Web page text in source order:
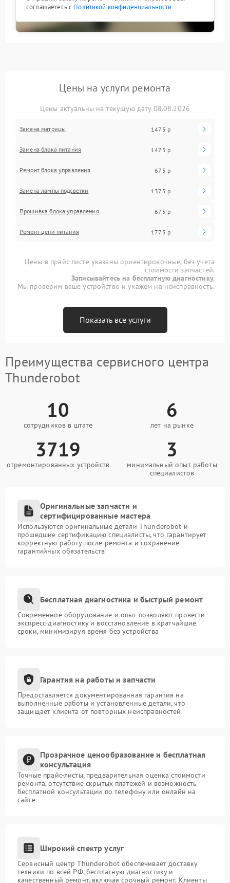
соглашаетесь с Политикой конфиденциальности
Цены на услуги ремонта
Цены актуальны на текущую дату 08.08.2026
Замена матрицы 1475 р
Замена блока питания 1475 р
Ремонт блока управления 675 р
Замена лампы подсветки 1375 р
Прошивка блока управления 675 р
Ремонт цепи питания 1775 р
Цены в прайс-листе указаны ориентировочные, без учета
стоимости запчастей.
Записывайтесь на бесплатную диагностику.
Мы проверим ваше устройство и укажем на неисправность.
Показать все услуги
Преимущества сервисного центра
Thunderobot
10
сотрудников в штате
6
лет на рынке
3719
отремонтированных устройств
3
минимальный опыт работы
специалистов
Оригинальные запчасти и
сертифицированные мастера
Используются оригинальные детали Thunderobot и
прошедшие сертификацию специалисты, что гарантирует
корректную работу после ремонта и сохранение
гарантийных обязательств
Бесплатная диагностика и быстрый ремонт
Современное оборудование и опыт позволяют провести
экспресс-диагностику и восстановление в кратчайшие
сроки, минимизируя время без устройства
Гарантия на работы и запчасти
Предоставляется документированная гарантия на
выполненные работы и установленные детали, что
защищает клиента от повторных неисправностей
Прозрачное ценообразование и бесплатная
консультация
Точные прайс-листы, предварительная оценка стоимости
ремонта, отсутствие скрытых платежей и возможность
бесплатной консультации по телефону или онлайн на
сайте
Широкий спектр услуг
Сервисный центр Thunderobot обеспечивает доставку
техники по всей РФ, бесплатную диагностику и
качественный ремонт, включая срочный ремонт. Клиенты